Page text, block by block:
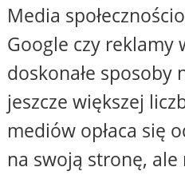
Media
Google czy reklamy
doskonałe sposoby
jeszcze większej
mediów opłaca się
na swoją stronę,